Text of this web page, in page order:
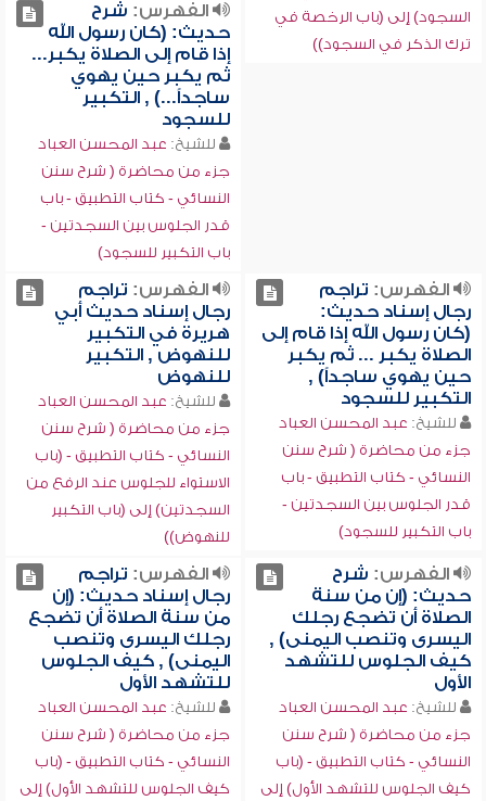
السجود) إلى (باب الرخصة في
ترك الذكر في السجود))
الفهرس: شرح
حديث: (كان رسول الله
إذا قام إلى الصلاة يكبر...
ثم يكبر حين يهوي
ساجداً...) , التكبير
للسجود
للشيخ: عبد المحسن العباد
جزء من محاضرة ( شرح سنن
النسائي - كتاب التطبيق - باب
قدر الجلوس بين السجدتين -
باب التكبير للسجود)
الفهرس: تراجم
رجال إسناد حديث:
(كان رسول الله إذا قام إلى
الصلاة يكبر ... ثم يكبر
حين يهوي ساجداً) ,
التكبير للسجود
للشيخ: عبد المحسن العباد
جزء من محاضرة ( شرح سنن
النسائي - كتاب التطبيق - باب
قدر الجلوس بين السجدتين -
باب التكبير للسجود)
الفهرس: تراجم
رجال إسناد حديث أبي
هريرة في التكبير
للنهوض , التكبير
للنهوض
للشيخ: عبد المحسن العباد
جزء من محاضرة ( شرح سنن
النسائي - كتاب التطبيق - (باب
الاستواء للجلوس عند الرفع من
السجدتين) إلى (باب التكبير
للنهوض))
الفهرس: شرح
حديث: (إن من سنة
الصلاة أن تضجع رجلك
اليسرى وتنصب اليمنى) ,
كيف الجلوس للتشهد
الأول
للشيخ: عبد المحسن العباد
جزء من محاضرة ( شرح سنن
النسائي - كتاب التطبيق - (باب
كيف الجلوس للتشهد الأول) إلى
الفهرس: تراجم
رجال إسناد حديث: (إن
من سنة الصلاة أن تضجع
رجلك اليسرى وتنصب
اليمنى) , كيف الجلوس
للتشهد الأول
للشيخ: عبد المحسن العباد
جزء من محاضرة ( شرح سنن
النسائي - كتاب التطبيق - (باب
كيف الجلوس للتشهد الأول) إلى